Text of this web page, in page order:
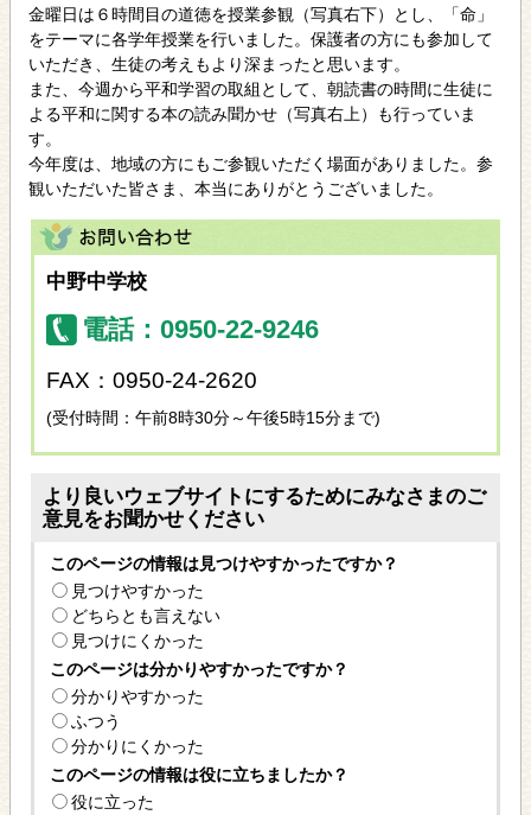
金曜日は６時間目の道徳を授業参観（写真右下）とし、「命」
をテーマに各学年授業を行いました。保護者の方にも参加して
いただき、生徒の考えもより深まったと思います。
また、今週から平和学習の取組として、朝読書の時間に生徒に
よる平和に関する本の読み聞かせ（写真右上）も行っていま
す。
今年度は、地域の方にもご参観いただく場面がありました。参
観いただいた皆さま、本当にありがとうございました。
中野中学校
電話：0950-22-9246
FAX：0950-24-2620
(受付時間：午前8時30分～午後5時15分まで)
より良いウェブサイトにするためにみなさまのご
意見をお聞かせください
このページの情報は見つけやすかったですか？
見つけやすかった
どちらとも言えない
見つけにくかった
このページは分かりやすかったですか？
分かりやすかった
ふつう
分かりにくかった
このページの情報は役に立ちましたか？
役に立った